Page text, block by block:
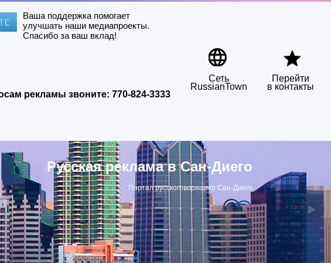
Ваша поддержка помогает
улучшать наши медиапроекты.
Спасибо за ваш вклад!
рекламы звоните: 770-824-3333
Сеть
RussianTown
Перейти
в контакты
Русская реклама в Сан-Диего
Портал русскоговорящего Сан-Диего
▶